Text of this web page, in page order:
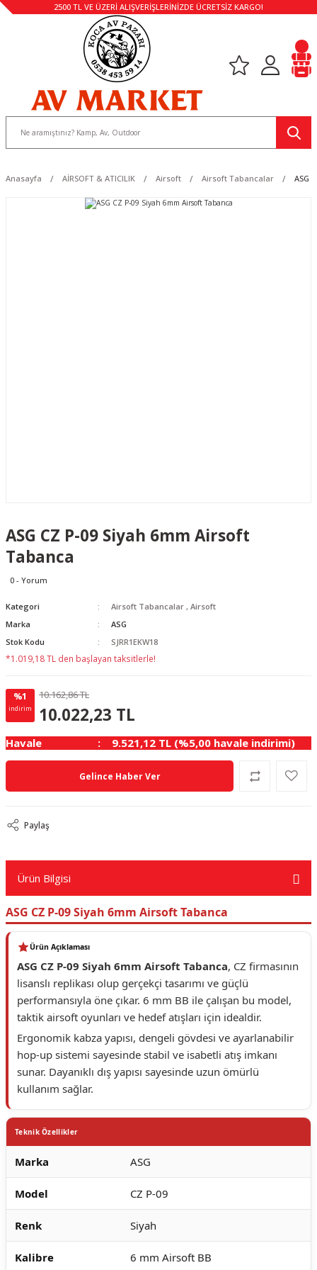
2500 TL VE ÜZERİ ALIŞVERİŞLERİNİZDE ÜCRETSİZ KARGO!
Anasayfa AİRSOFT & ATICILIK Airsoft Airsoft Tabancalar ASG
ASG CZ P-09 Siyah 6mm Airsoft
Tabanca
0 - Yorum
Kategori Airsoft Tabancalar , Airsoft
Marka
ASG
Stok Kodu
SJRR1EKW18
*1.019,18 TL den başlayan taksitlerle!
%1
indirim
10.162,86 TL
10.022,23 TL
Havale 9.521,12 TL (%5,00 havale indirimi)
Gelince Haber Ver
Paylaş
Ürün Bilgisi
ASG CZ P-09 Siyah 6mm Airsoft Tabanca
Ürün Açıklaması
ASG CZ P-09 Siyah 6mm Airsoft Tabanca, CZ firmasının
lisanslı replikası olup gerçekçi tasarımı ve güçlü
performansıyla öne çıkar. 6 mm BB ile çalışan bu model,
taktik airsoft oyunları ve hedef atışları için idealdir.
Ergonomik kabza yapısı, dengeli gövdesi ve ayarlanabilir
hop-up sistemi sayesinde stabil ve isabetli atış imkanı
sunar. Dayanıklı dış yapısı sayesinde uzun ömürlü
kullanım sağlar.
Teknik Özellikler
Marka ASG
Model CZ P-09
Renk Siyah
Kalibre 6 mm Airsoft BB